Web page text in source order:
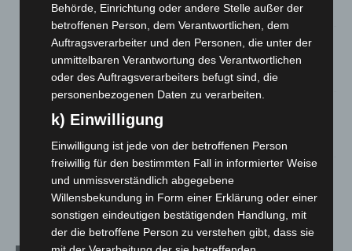
6. August 2026
Region Hannover: 21 neue Notfallsanitäter starten beim
Roten Kreuz
5. August 2026
Zeugen
5. August 2026
Celle: Mensch stirbt bei Bagger-Unfall auf Baustelle
5. August 2026
Behörde, Einrichtung oder andere Stelle außer der
betroffenen Person, dem Verantwortlichen, dem
Auftragsverarbeiter und den Personen, die unter der
unmittelbaren Verantwortung des Verantwortlichen
oder des Auftragsverarbeiters befugt sind, die
personenbezogenen Daten zu verarbeiten.
k) Einwilligung
Einwilligung ist jede von der betroffenen Person
freiwillig für den bestimmten Fall in informierter Weise
und unmissverständlich abgegebene
Willensbekundung in Form einer Erklärung oder einer
sonstigen eindeutigen bestätigenden Handlung, mit
der die betroffene Person zu verstehen gibt, dass sie